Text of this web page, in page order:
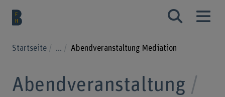
Startseite ... Abendveranstaltung Mediation
Abendveranstaltung